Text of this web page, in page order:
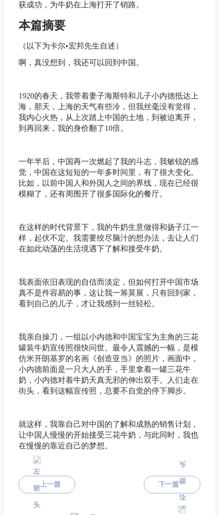
获成功，为牛奶在上海打开了销路。
本篇摘要
（以下为卡尔•宏邦先生自述）
啊，真没想到，我还可以回到中国。
1920的春天，我带着妻子海斯特和儿子小内德抵达上
海，那天，上海的天气有些冷，但我丝毫没有觉得，
我内心火热，从上次踏上中国的土地，到被迫离开，
到再回来，我的身价翻了10倍。
一年半后，中国再一次燃起了我的斗志，我敏锐的感
觉，中国在这短短的一年多时间里，有了很大变化。
比如，以前中国人和外国人之间的界线，现在已经很
模糊了，还有周围开了很多国际化的餐厅。
在这样的时代背景下，我的牛奶生意做得和扬子江一
样，起伏不定。我需要绞尽脑汁的想办法，去让人们
在如此动荡的生活境遇下了解和接受牛奶。
我表面依旧表现的自信而淡定，但如何打开中国市场
真不是件容易的事，这让我一筹莫展，只有回到家，
看到自己的儿子，才让我感到一丝轻松。
我亲自操刀，一组以小内德和中国宝宝为主角的三花
罐装牛奶宣传照很快问世。最令人震撼的一幅，是模
仿米开朗基罗的名画《创造亚当》的照片，画面中，
小内德前面是一只大人的手，手里拿着一罐三花牛
奶，小内德对着牛奶天真无邪的伸出双手。人们走在
街头，看到这幅宣传照，总要不自觉的停下脚步。
就这样，我靠自己对中国的了解和成熟的销售计划，
让中国人慢慢的开始接受三花牛奶，与此同时，我也
在慢慢的靠近自己的梦想。
上一篇 下一篇